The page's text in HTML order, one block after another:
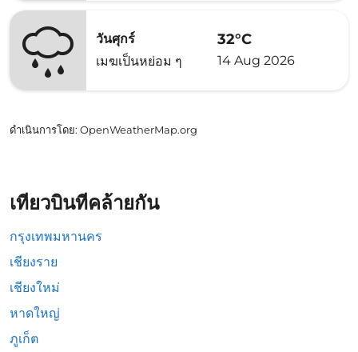
วันศุกร์
เมฆเป็นหย่อม ๆ
32°C
14 Aug 2026
ดำเนินการโดย: OpenWeatherMap.org
เที่ยวบินที่คล้ายกัน
กรุงเทพมหานคร
เชียงราย
เชียงใหม่
หาดใหญ่
ภูเก็ต